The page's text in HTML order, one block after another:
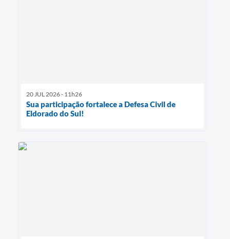
20 JUL 2026 - 11h26
Sua participação fortalece a Defesa Civil de
Eldorado do Sul!